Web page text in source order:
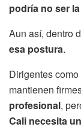
podría no ser
Aun así, dentro
esa postura.
Dirigentes como
mantienen
profesional,
Cali necesita